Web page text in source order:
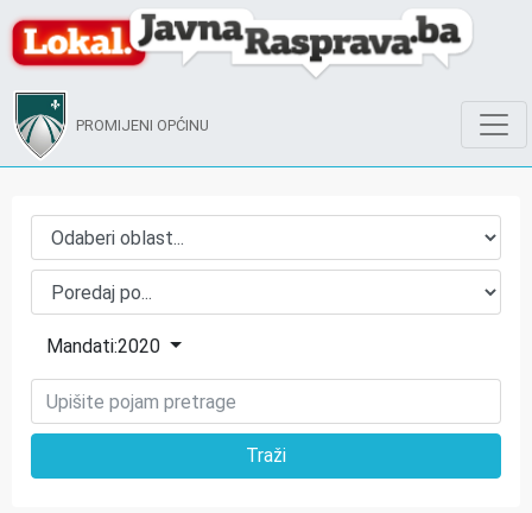
PROMIJENI OPĆINU
Mandati:2020